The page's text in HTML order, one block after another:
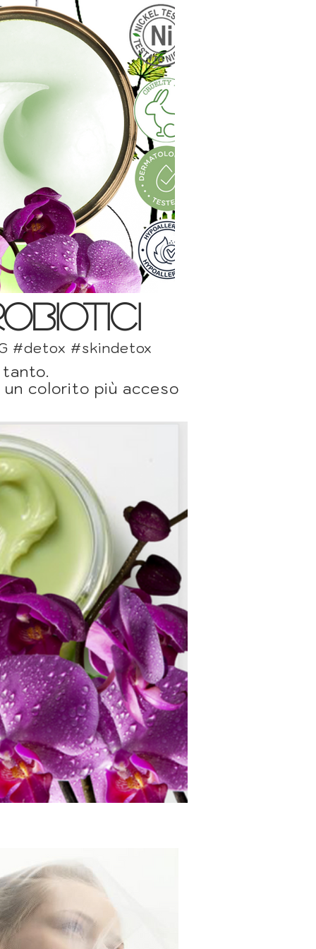
#detox #skindetox
colorito più acceso